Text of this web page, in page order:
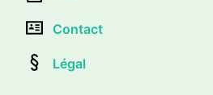
Contact
Légal